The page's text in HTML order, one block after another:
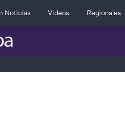
Noticias Videos Regionales